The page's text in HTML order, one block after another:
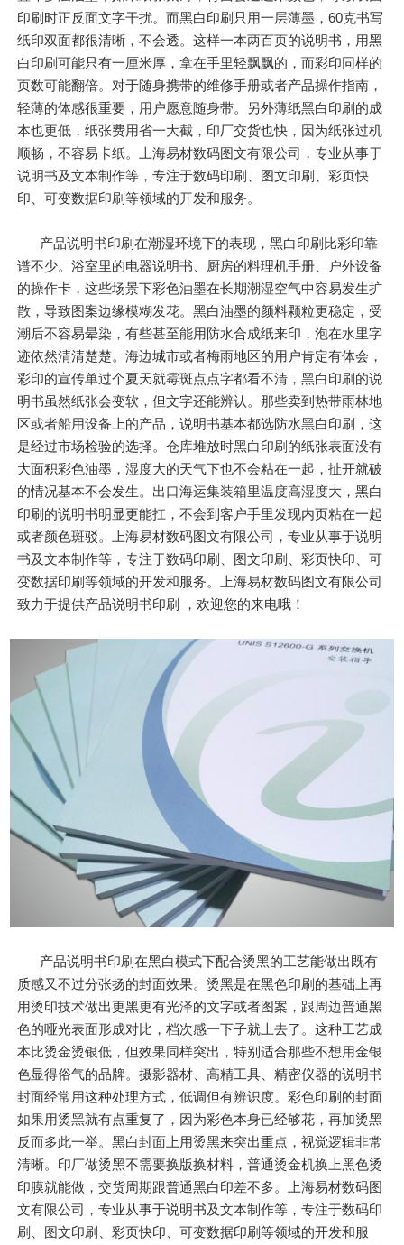
印刷时正反面文字干扰。而黑白印刷只用一层薄墨，60克书写
纸印双面都很清晰，不会透。这样一本两百页的说明书，用黑
白印刷可能只有一厘米厚，拿在手里轻飘飘的，而彩印同样的
页数可能翻倍。对于随身携带的维修手册或者产品操作指南，
轻薄的体感很重要，用户愿意随身带。另外薄纸黑白印刷的成
本也更低，纸张费用省一大截，印厂交货也快，因为纸张过机
顺畅，不容易卡纸。上海易材数码图文有限公司，专业从事于
说明书及文本制作等，专注于数码印刷、图文印刷、彩页快
印、可变数据印刷等领域的开发和服务。
产品说明书印刷在潮湿环境下的表现，黑白印刷比彩印靠
谱不少。浴室里的电器说明书、厨房的料理机手册、户外设备
的操作卡，这些场景下彩色油墨在长期潮湿空气中容易发生扩
散，导致图案边缘模糊发花。黑白油墨的颜料颗粒更稳定，受
潮后不容易晕染，有些甚至能用防水合成纸来印，泡在水里字
迹依然清清楚楚。海边城市或者梅雨地区的用户肯定有体会，
彩印的宣传单过个夏天就霉斑点点字都看不清，黑白印刷的说
明书虽然纸张会变软，但文字还能辨认。那些卖到热带雨林地
区或者船用设备上的产品，说明书基本都选防水黑白印刷，这
是经过市场检验的选择。仓库堆放时黑白印刷的纸张表面没有
大面积彩色油墨，湿度大的天气下也不会粘在一起，扯开就破
的情况基本不会发生。出口海运集装箱里温度高湿度大，黑白
印刷的说明书明显更能扛，不会到客户手里发现内页粘在一起
或者颜色斑驳。上海易材数码图文有限公司，专业从事于说明
书及文本制作等，专注于数码印刷、图文印刷、彩页快印、可
变数据印刷等领域的开发和服务。上海易材数码图文有限公司
致力于提供产品说明书印刷 ，欢迎您的来电哦！
产品说明书印刷在黑白模式下配合烫黑的工艺能做出既有
质感又不过分张扬的封面效果。烫黑是在黑色印刷的基础上再
用烫印技术做出更黑更有光泽的文字或者图案，跟周边普通黑
色的哑光表面形成对比，档次感一下子就上去了。这种工艺成
本比烫金烫银低，但效果同样突出，特别适合那些不想用金银
色显得俗气的品牌。摄影器材、高精工具、精密仪器的说明书
封面经常用这种处理方式，低调但有辨识度。彩色印刷的封面
如果用烫黑就有点重复了，因为彩色本身已经够花，再加烫黑
反而多此一举。黑白封面上用烫黑来突出重点，视觉逻辑非常
清晰。印厂做烫黑不需要换版换材料，普通烫金机换上黑色烫
印膜就能做，交货周期跟普通黑白印差不多。上海易材数码图
文有限公司，专业从事于说明书及文本制作等，专注于数码印
刷、图文印刷、彩页快印、可变数据印刷等领域的开发和服